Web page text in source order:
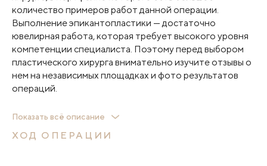
женщин противопоказанием также станет
беременность или период грудного вскармливания.
количество примеров работ данной операции.
Выполнение эпикантопластики — достаточно
ювелирная работа, которая требует высокого уровня
компетенции специалиста. Поэтому перед выбором
пластического хирурга внимательно изучите отзывы о
нем на независимых площадках и фото результатов
операций.
Большое значение также играет клиника, в котором
учреждения зависят условия работы специалиста,
Показать всё описание
ХОД ОПЕРАЦИИ